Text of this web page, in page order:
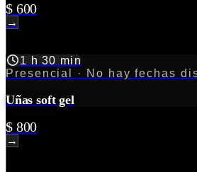
$ 600
→
1 h 30 min
Presencial
· No hay fechas
Uñas soft gel
$ 800
→